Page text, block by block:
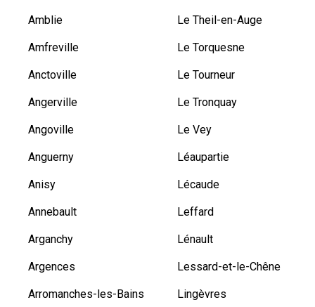
Amblie
Amfreville
Anctoville
Angerville
Angoville
Anguerny
Anisy
Annebault
Arganchy
Argences
Arromanches-les-Bains
Le Theil-en-Auge
Le Torquesne
Le Tourneur
Le Tronquay
Le Vey
Léaupartie
Lécaude
Leffard
Lénault
Lessard-et-le-Chêne
Lingèvres